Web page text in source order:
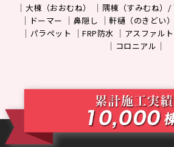
大棟（おおむね）
隅棟（すみむね）/
ドーマー
鼻隠し 軒樋（のきどい）
パラペット
FRP防水 アスファル
コロニアル